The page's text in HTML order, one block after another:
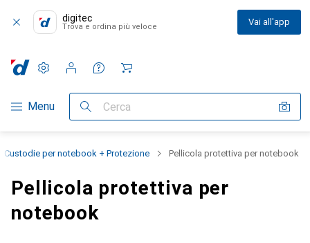
digitec
Trova e ordina più veloce Vai all'app
Categoria Navigazione
Menu Cerca
Impostazioni
Conto cliente
Liste di confronto
Liste dei desideri
Carrello
Custodie per notebook + Protezione Pellicola protettiva per notebook
Pellicola protettiva per
notebook